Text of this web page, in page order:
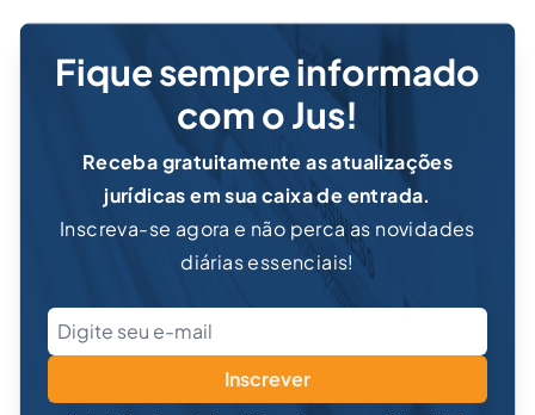
Fique sempre informado
com o Jus!
Receba gratuitamente as atualizações
jurídicas em sua caixa de entrada.
Inscreva-se agora e não perca as novidades
diárias essenciais!
Inscrever